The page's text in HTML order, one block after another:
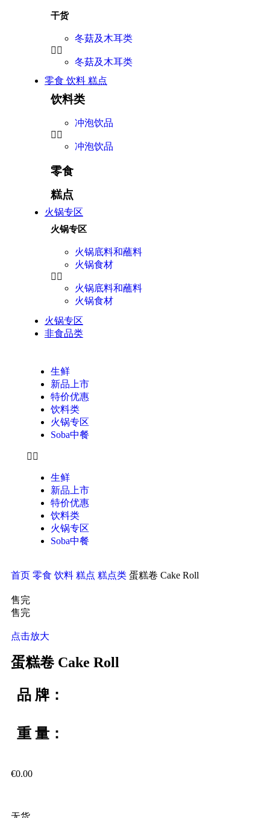
干货
冬菇及木耳类
冬菇及木耳类
零食 饮料 糕点
饮料类
冲泡饮品
冲泡饮品
零食
糕点
火锅专区
火锅专区
火锅底料和蘸料
火锅食材
火锅底料和蘸料
火锅食材
火锅专区
非食品类
生鲜
新品上市
特价优惠
饮料类
火锅专区
Soba中餐
生鲜
新品上市
特价优惠
饮料类
火锅专区
Soba中餐
首页 零食 饮料 糕点 糕点类 蛋糕卷 Cake Roll
售完
售完
点击放大
蛋糕卷 Cake Roll
品 牌：
重 量：
€0.00